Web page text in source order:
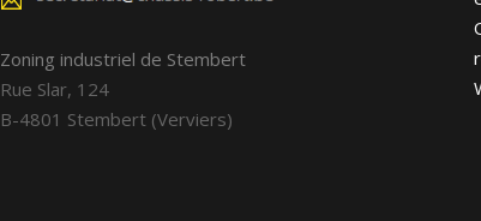
Zoning industriel de Stembert
Rue Slar, 124
B-4801 Stembert (Verviers)